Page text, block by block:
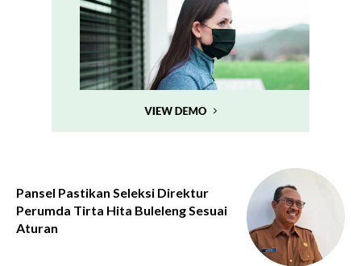
Pansel Pastikan Seleksi Direktur
Perumda Tirta Hita Buleleng Sesuai
Aturan